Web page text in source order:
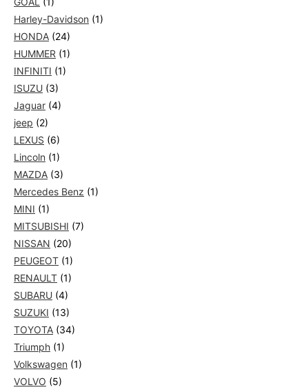
Harley-Davidson (1)
HONDA (24)
HUMMER (1)
INFINITI (1)
ISUZU (3)
Jaguar (4)
jeep (2)
LEXUS (6)
Lincoln (1)
MAZDA (3)
Mercedes Benz (1)
MINI (1)
MITSUBISHI (7)
NISSAN (20)
PEUGEOT (1)
RENAULT (1)
SUBARU (4)
SUZUKI (13)
TOYOTA (34)
Triumph (1)
Volkswagen (1)
VOLVO (5)